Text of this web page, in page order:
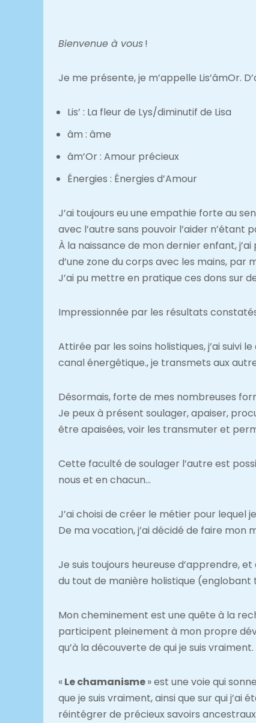
Bienvenue à vous!
Je me présente, je m’appelle Lis’âmOr.
Lis’ : La fleur de Lys/diminutif de Lisa
âm : âme
âm’Or : Amour précieux
Énergies : Énergies d’Amour
J’ai toujours eu une empathie forte au
avec l’autre sans pouvoir l’aider n’étant
À la naissance de mon dernier enfant,
d’une zone du corps avec les mains, par
J’ai pu mettre en pratique ces dons sur
Impressionnée par les résultats
Attirée par les soins holistiques, j’ai suivi
canal énergétique., je transmets aux
Désormais, forte de mes nombreuses
Je peux à présent soulager, apaiser,
être apaisées, voir les transmuter et
Cette faculté de soulager l’autre est
nous et en chacun…
J’ai choisi de créer le métier pour lequel
De ma vocation, j’ai décidé de faire mon
Je suis toujours heureuse d’apprendre,
du tout de manière holistique
Mon cheminement est une quête à la
participent pleinement à mon propre
qu’à la découverte de qui je suis vraiment.
«Le chamanisme» est une voie qui
que je suis vraiment, ainsi que sur qui
réintégrer de précieux savoirs